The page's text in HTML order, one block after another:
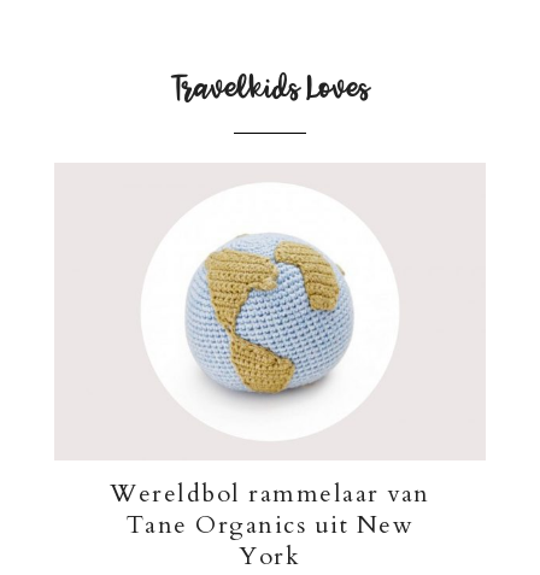
Travelkids Loves
Wereldbol rammelaar van
Tane Organics uit New
York